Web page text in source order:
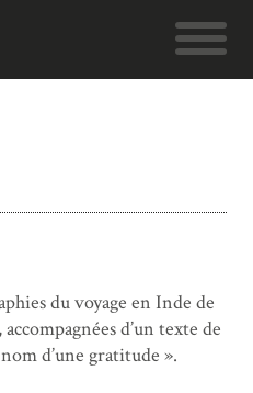
du voyage en Inde de
d’un texte de
d’une gratitude ».